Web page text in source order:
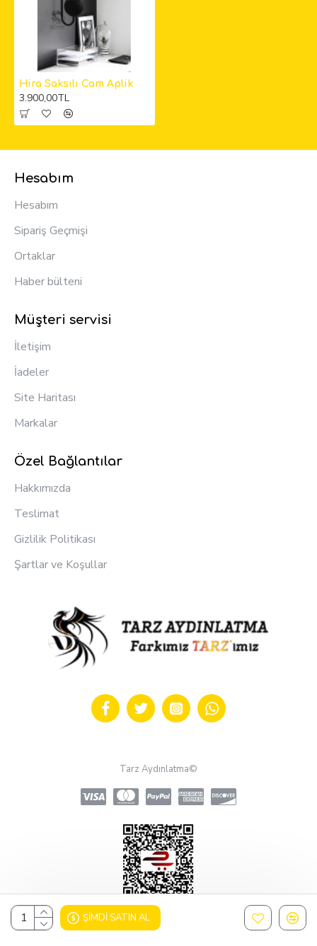
ŞIMDI SATIN AL
Hira Saksılı Cam Aplik
3.900,00TL
Hesabım
Hesabım
Sipariş Geçmişi
Ortaklar
Haber bülteni
Müşteri servisi
İletişim
İadeler
Site Haritası
Markalar
Özel Bağlantılar
Hakkımızda
Teslimat
Gizlilik Politikası
Şartlar ve Koşullar
Tarz Aydınlatma©
Design, Hosting & Support By Shopgez.com